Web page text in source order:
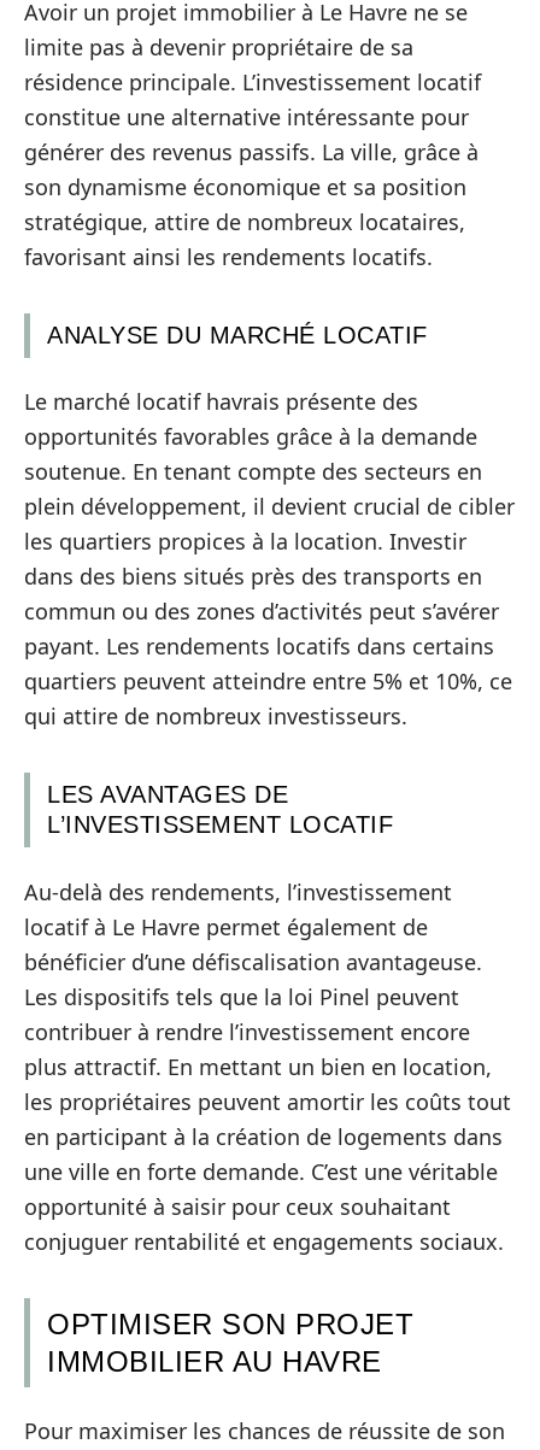
Avoir un projet immobilier à Le Havre ne se
limite pas à devenir propriétaire de sa
résidence principale. L’investissement locatif
constitue une alternative intéressante pour
générer des revenus passifs. La ville, grâce à
son dynamisme économique et sa position
stratégique, attire de nombreux locataires,
favorisant ainsi les rendements locatifs.
ANALYSE DU MARCHÉ LOCATIF
Le marché locatif havrais présente des
opportunités favorables grâce à la demande
soutenue. En tenant compte des secteurs en
plein développement, il devient crucial de cibler
les quartiers propices à la location. Investir
dans des biens situés près des transports en
commun ou des zones d’activités peut s’avérer
payant. Les rendements locatifs dans certains
quartiers peuvent atteindre entre 5% et 10%, ce
qui attire de nombreux investisseurs.
LES AVANTAGES DE
L’INVESTISSEMENT LOCATIF
Au-delà des rendements, l’investissement
locatif à Le Havre permet également de
bénéficier d’une défiscalisation avantageuse.
Les dispositifs tels que la loi Pinel peuvent
contribuer à rendre l’investissement encore
plus attractif. En mettant un bien en location,
les propriétaires peuvent amortir les coûts tout
en participant à la création de logements dans
une ville en forte demande. C’est une véritable
opportunité à saisir pour ceux souhaitant
conjuguer rentabilité et engagements sociaux.
OPTIMISER SON PROJET
IMMOBILIER AU HAVRE
Pour maximiser les chances de réussite de son